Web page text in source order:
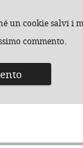
un cookie salvi i
commento.